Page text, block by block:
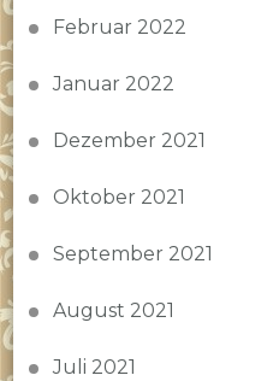
Februar 2022
Januar 2022
Dezember 2021
Oktober 2021
September 2021
August 2021
Juli 2021